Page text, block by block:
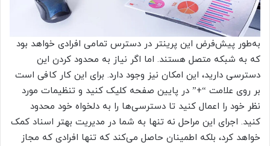
به‌طور پیش‌فرض این پرینتر در دسترس تمامی افرادی خواهد بود
که به شبکه متصل هستند. اما اگر نیاز به محدود کردن این
دسترسی دارید، این امکان نیز وجود دارد. برای این کار کافی است
بر روی علامت “+” در پایین صفحه کلیک کنید و تنظیمات مورد
نظر خود را اعمال کنید تا دسترسی‌ها را به دلخواه خود محدود
کنید. اجرای این مراحل نه تنها به شما در مدیریت بهتر اسناد کمک
خواهد کرد، بلکه اطمینان حاصل می‌کند که تنها افرادی که مجاز